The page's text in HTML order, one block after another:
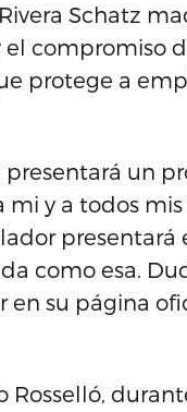
Schatz
compromiso
protege a
presentará un
mi y a todos
presentará
como esa.
en su página
Rosselló,